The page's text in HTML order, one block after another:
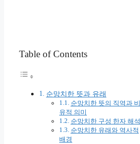
Table of Contents
순망치한 뜻과 유래
순망치한 뜻의 직역과 비
유적 의미
순망치한 구성 한자 해석
순망치한 유래와 역사적
배경